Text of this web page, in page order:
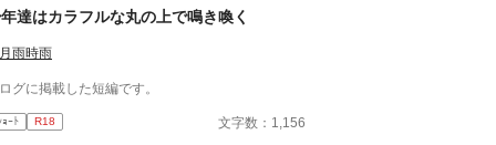
達はカラフルな丸の上で鳴き喚く
雨時雨
グに掲載した短編です。
ｮｰﾄ R18 文字数：1,156